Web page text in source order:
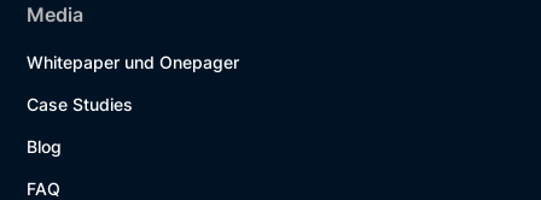
Media
Whitepaper und Onepager
Case Studies
Blog
FAQ